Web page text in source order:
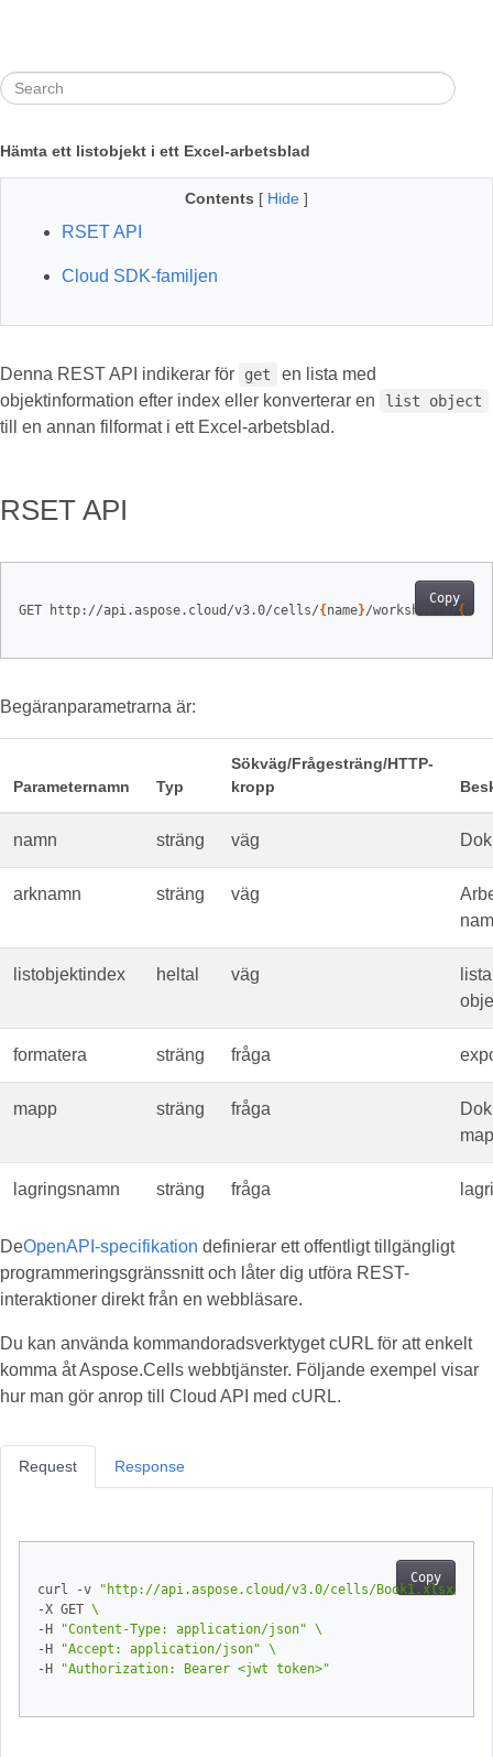
Hämta ett listobjekt i ett Excel-arbetsblad
Contents [ Hide ]
RSET API
Cloud SDK-familjen
Denna REST API indikerar för get
en lista med
objektinformation efter index eller konverterar en
list object
till en annan filformat i ett Excel-arbetsblad.
RSET API
Copy
GET http://api.aspose.cloud/v3.0/cells/{ name}/worksheets/ {
Begäranparametrarna är:
Parameternamn Typ
Sökväg/Frågesträng/HTTP-
kropp
namn sträng väg
arknamn sträng väg
listobjektindex heltal väg
lista
formatera sträng fråga
mapp sträng fråga
lagringsnamn sträng fråga
DeOpenAPI-specifikation definierar ett offentligt tillgängligt
programmeringsgränssnitt och låter dig utföra REST-
interaktioner direkt från en webbläsare.
Du kan använda kommandoradsverktyget cURL för att enkelt
komma åt Aspose.Cells webbtjänster. Följande exempel visar
hur man gör anrop till Cloud API med cURL.
Request
Copy
curl -v
"http://api.aspose.cloud/v3.0/cells/Book1.xlsx/
-X GET
-H
"Content-Type: application/json"
-H
"Accept: application/json"
-H
"Authorization: Bearer <jwt token>"
Response